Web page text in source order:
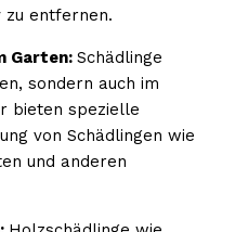
entfernen.
Garten: Schädlinge
sondern auch im
bieten spezielle
von Schädlingen wie
und anderen